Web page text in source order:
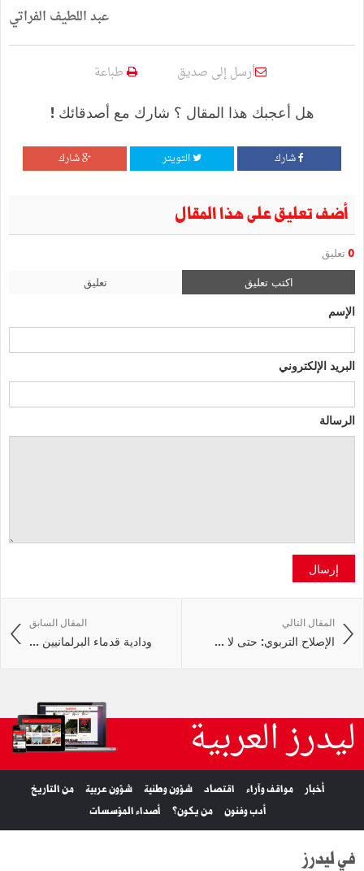
عبد اللطيف الفراتي
أرسل إلى صديق طباعة
هل أعجبك هذا المقال ؟ شارك مع أصدقائك !
شارك التويتر شارك
أضف تعليق على هذا المقال
0 تعليق
اكتب تعليق تعليق
الإسم
البريد الإلكتروني
الرسالة
إرسال
المقال السابق
ودادية قدماء البرلمانيين ...
المقال التالي
الإصلاح التربوي: حتى لا ...
ليدرز العربية
أخبار مواقف وآراء اقتصاد شؤون وطنية شؤون عربية
من التاريخ
أدب وفنون
من يكون؟ أصداء المؤسسات
في ليدرز